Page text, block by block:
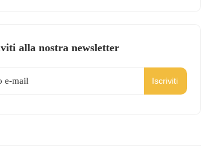
alla nostra newsletter
Iscriviti